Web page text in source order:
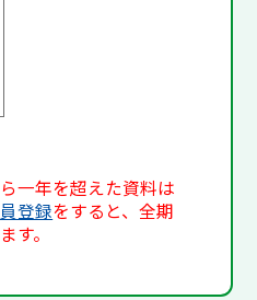
一年を超えた資料は
登録をすると、全期
す。